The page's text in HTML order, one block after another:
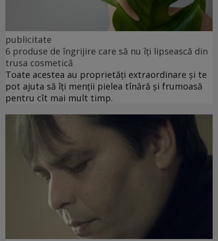
publicitate
6 produse de îngrijire care să nu îți lipsească din
trusa cosmetică
Toate acestea au proprietăți extraordinare și te
pot ajuta să îți menții pielea tînără și frumoasă
pentru cît mai mult timp.